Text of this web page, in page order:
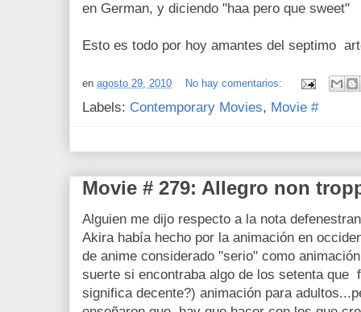
en German, y diciendo "haa pero que sweet"
Esto es todo por hoy amantes del septimo
en agosto 29, 2010 No hay comentarios:
Labels: Contemporary Movies, Movie #
Movie # 279: Allegro non
Alguien me dijo respecto a la nota
Akira había hecho por la animación en
de anime considerado "serio" como
suerte si encontraba algo de los setenta que
significa decente?) animación para